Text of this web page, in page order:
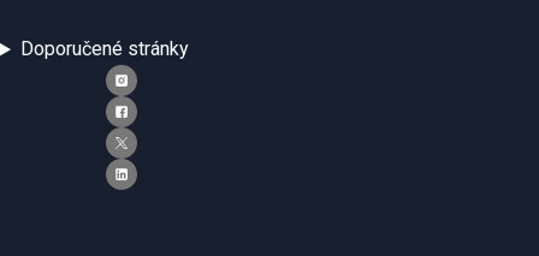
Doporučené stránky